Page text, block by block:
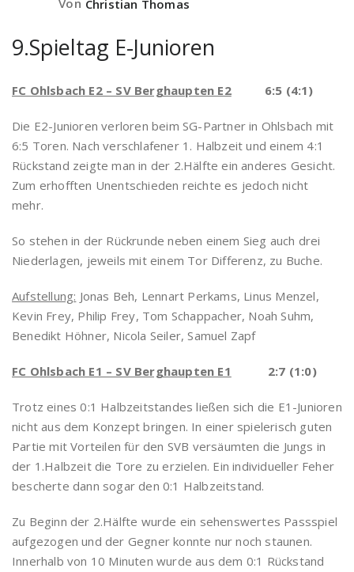
Von Christian Thomas
9.Spieltag E-Junioren
FC Ohlsbach E2 – SV Berghaupten E26:5 (4:1)
Die E2-Junioren verloren beim SG-Partner in Ohlsbach mit
6:5 Toren. Nach verschlafener 1. Halbzeit und einem 4:1
Rückstand zeigte man in der 2.Hälfte ein anderes Gesicht.
Zum erhofften Unentschieden reichte es jedoch nicht
mehr.
So stehen in der Rückrunde neben einem Sieg auch drei
Niederlagen, jeweils mit einem Tor Differenz, zu Buche.
Aufstellung: Jonas Beh, Lennart Perkams, Linus Menzel,
Kevin Frey, Philip Frey, Tom Schappacher, Noah Suhm,
Benedikt Höhner, Nicola Seiler, Samuel Zapf
FC Ohlsbach E1 – SV Berghaupten E1 2:7 (1:0)
Trotz eines 0:1 Halbzeitstandes ließen sich die E1-Junioren
nicht aus dem Konzept bringen. In einer spielerisch guten
Partie mit Vorteilen für den SVB versäumten die Jungs in
der 1.Halbzeit die Tore zu erzielen. Ein individueller Feher
bescherte dann sogar den 0:1 Halbzeitstand.
Zu Beginn der 2.Hälfte wurde ein sehenswertes Passspiel
aufgezogen und der Gegner konnte nur noch staunen.
Innerhalb von 10 Minuten wurde aus dem 0:1 Rückstand